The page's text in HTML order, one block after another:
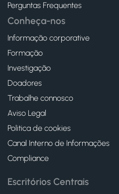
Perguntas Frequentes
Conheça-nos
Informação corporative
Formação
Investigação
Doadores
Trabalhe connosco
Aviso Legal
Politica de cookies
Canal Interno de Informações
Compliance
Escritórios Centrais